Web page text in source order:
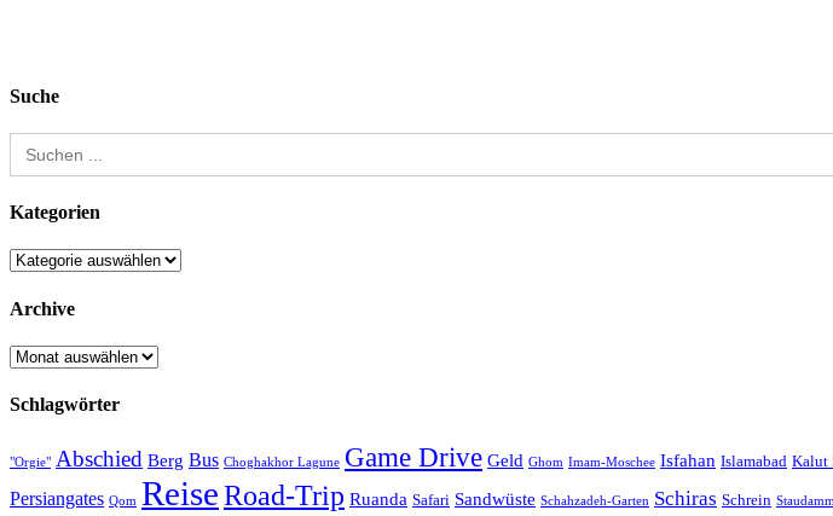
Suche
Search
for:
Kategorien
Kategorien
Archive
Archive
Schlagwörter
"Orgie" Abschied Berg Bus Choghakhor Lagune Game Drive Geld Ghom Imam-Moschee Isfahan Islamabad Kalut
Persiangates Qom ReiseRoad-Trip Ruanda Safari Sandwüste Schahzadeh-Garten Schiras Schrein